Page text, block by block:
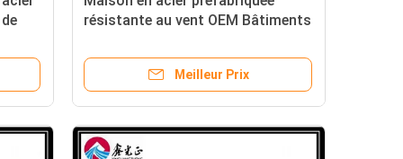
résistante au vent OEM Bâtiments
Meilleur Prix